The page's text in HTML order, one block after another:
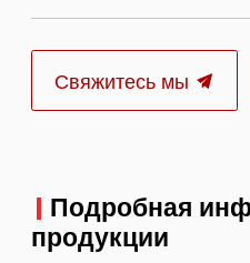
Свяжитесь мы
Подробная
продукции